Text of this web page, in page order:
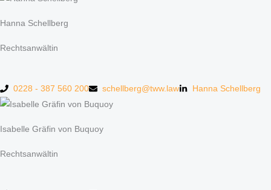
Hanna Schellberg
Rechtsanwältin
0228 - 387 560 200 schellberg@tww.law Hanna Schellberg
Isabelle Gräfin von Buquoy
Rechtsanwältin